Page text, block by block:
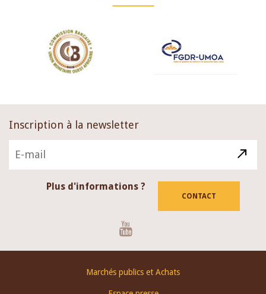
Inscription à la newsletter
Plus d'informations ?
CONTACT
Marchés publics et Achats